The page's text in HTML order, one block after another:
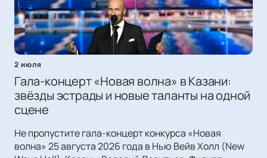
2 июля
Гала-концерт «Новая волна» в Казани:
звёзды эстрады и новые таланты на одной
сцене
Не пропустите гала-концерт конкурса «Новая
волна» 25 августа 2026 года в Нью Вейв Холл (New